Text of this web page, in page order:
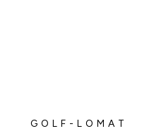
GOLF-LOMAT